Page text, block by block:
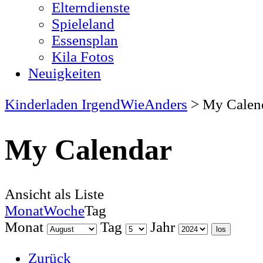
Elterndienste
Spieleland
Essensplan
Kila Fotos
Neuigkeiten
Kinderladen IrgendWieAnders > My
My Calendar
Ansicht als Liste
MonatWocheTag
Monat
Tag
Jahr
Zurück